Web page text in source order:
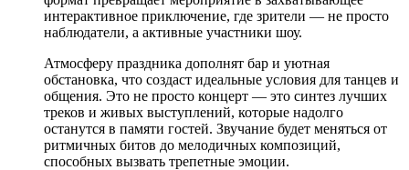
интерактивное приключение, где зрители — не просто
наблюдатели, а активные участники шоу.
Атмосферу праздника дополнят бар и уютная
обстановка, что создаст идеальные условия для танцев и
общения. Это не просто концерт — это синтез лучших
треков и живых выступлений, которые надолго
останутся в памяти гостей. Звучание будет меняться от
ритмичных битов до мелодичных композиций,
способных вызвать трепетные эмоции.